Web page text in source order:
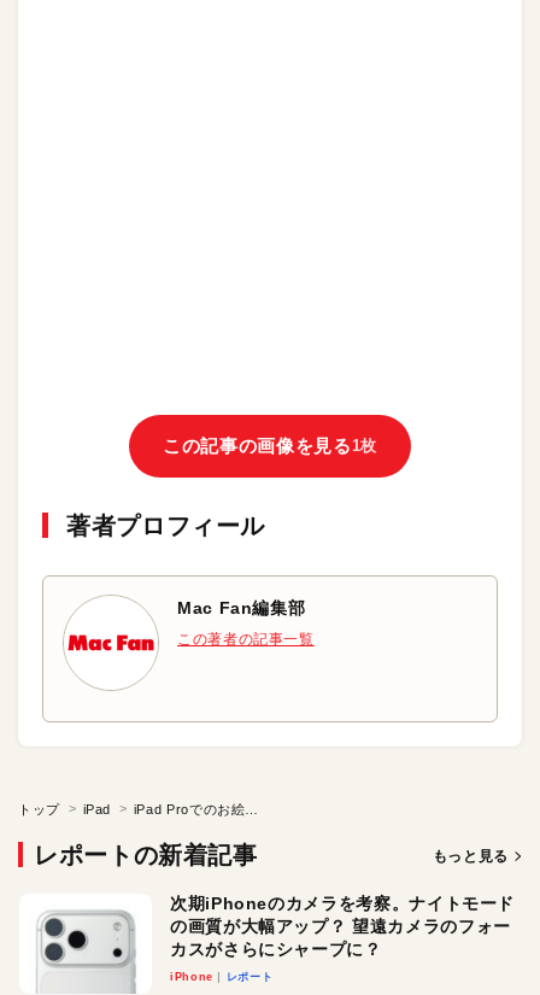
この記事の画像を見る1枚
著者プロフィール
Mac Fan編集部
この著者の記事一覧
トップ iPad
レポートの新着記事 もっと見る
次期iPhoneのカメラを考察。ナイトモード
の画質が大幅アップ？ 望遠カメラのフォー
カスがさらにシャープに？
iPhone レポート